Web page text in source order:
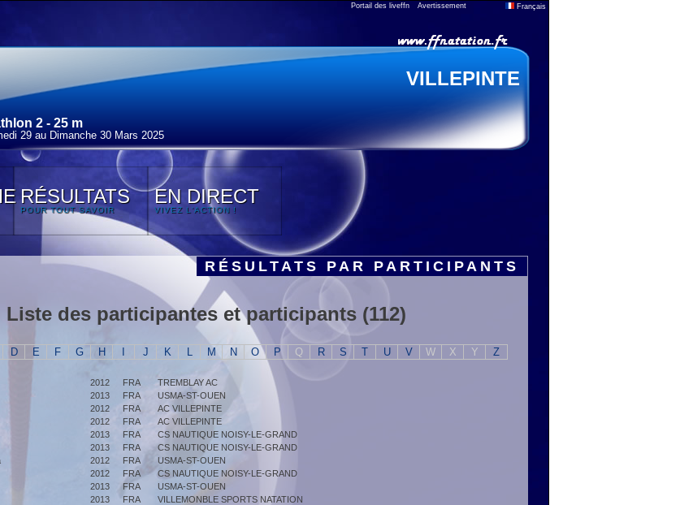
Portail des liveffn Avertissement Français
VILLEPINTE
2 - 25 m
29 au Dimanche 30 Mars 2025
RÉSULTATS
POUR TOUT SAVOIR
EN DIRECT
VIVEZ L'ACTION !
RÉSULTATS PAR PARTICIPANTS
Liste des participantes et participants (112)
D E F G H J K L M N O P Q R S T U V W X Y Z
2012 FRA
TREMBLAY AC
2013 FRA
USMA-ST-OUEN
2012 FRA
AC VILLEPINTE
2012 FRA
AC VILLEPINTE
2013 FRA
CS NAUTIQUE NOISY-LE-GRAND
2013 FRA
CS NAUTIQUE NOISY-LE-GRAND
2012 FRA
USMA-ST-OUEN
2012 FRA
CS NAUTIQUE NOISY-LE-GRAND
2013 FRA
USMA-ST-OUEN
2013 FRA VILLEMONBLE SPORTS NATATION